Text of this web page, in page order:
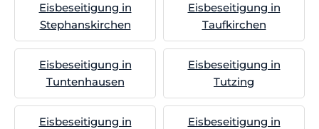
Eisbeseitigung in
Stephanskirchen
Eisbeseitigung in
Taufkirchen
Eisbeseitigung in
Tuntenhausen
Eisbeseitigung in
Tutzing
Eisbeseitigung in
Eisbeseitigung in